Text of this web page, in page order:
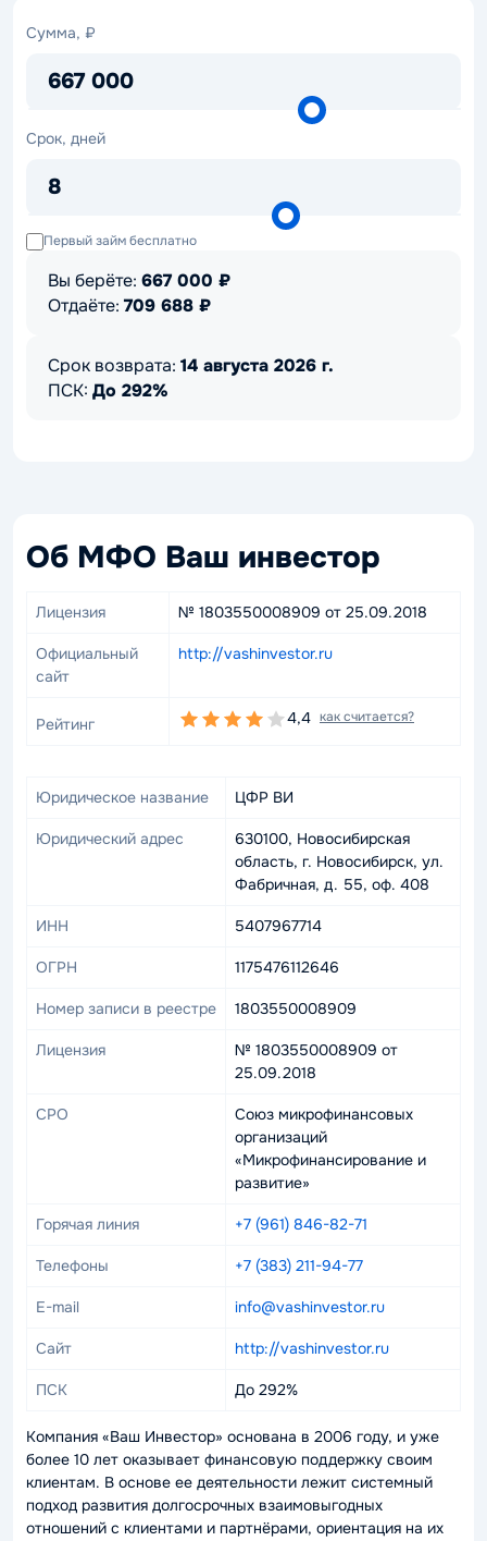
Сумма, ₽
667 000
Сумма,
Срок, дней
8
Срок,
Первый займ бесплатно
Вы берёте: 667 000 ₽
Отдаёте: 709 688 ₽
Срок возврата: 14 августа 2026 г.
ПСК: До 292%
Об МФО Ваш инвестор
Лицензия № 1803550008909 от 25.09.2018
Официальный
сайт
http://vashinvestor.ru
Рейтинг 4,4 как считается?
Юридическое название ЦФР ВИ
Юридический адрес
630100, Новосибирская
область, г. Новосибирск, ул.
Фабричная, д. 55, оф. 408
ИНН 5407967714
ОГРН 1175476112646
Номер записи в реестре 1803550008909
Лицензия
№ 1803550008909 от
25.09.2018
СРО
Союз микрофинансовых
организаций
«Микрофинансирование и
развитие»
Горячая линия +7 (961) 846-82-71
Телефоны +7 (383) 211-94-77
E-mail info@vashinvestor.ru
Сайт http://vashinvestor.ru
ПСК До 292%
Компания «Ваш Инвестор» основана в 2006 году, и уже
более 10 лет оказывает финансовую поддержку своим
клиентам. В основе ее деятельности лежит системный
подход развития долгосрочных взаимовыгодных
отношений с клиентами и партнёрами, ориентация на их